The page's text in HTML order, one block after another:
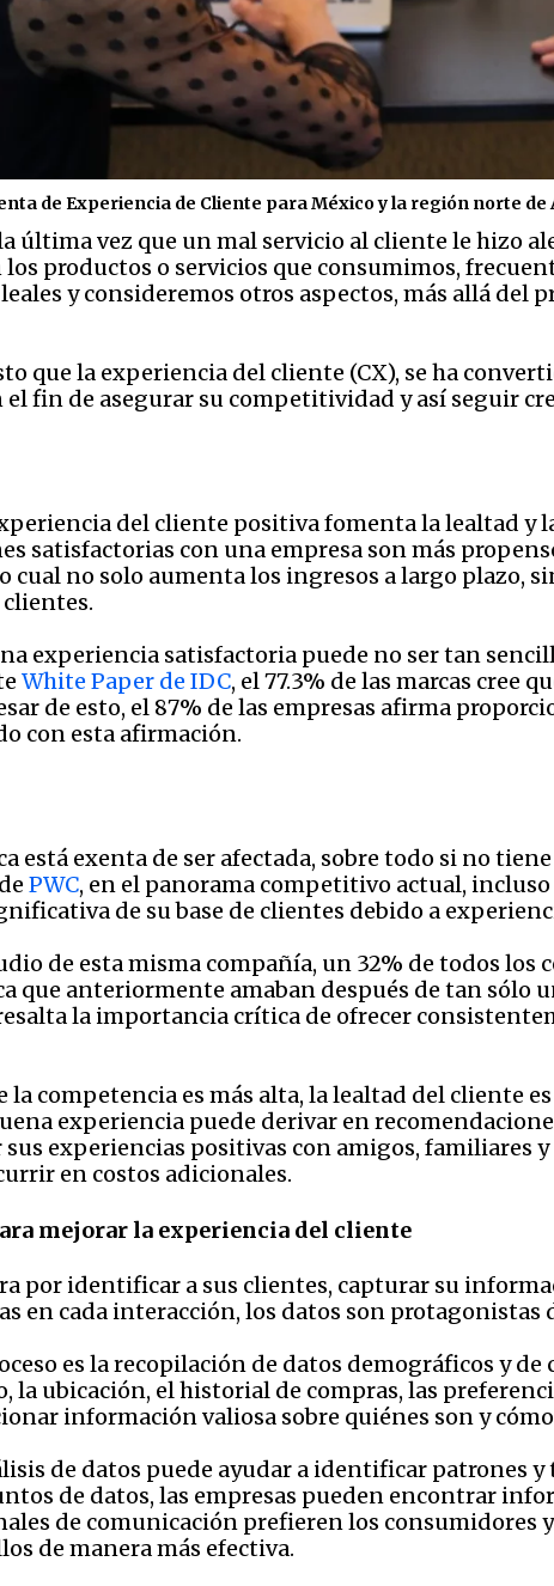
de Experiencia de Cliente para México y la región norte de
última vez que un mal servicio al cliente le hizo
productos o servicios que consumimos,
y consideremos otros aspectos, más allá del
que la experiencia del cliente (CX), se ha
fin de asegurar su competitividad y así seguir
del cliente positiva fomenta la lealtad y
satisfactorias con una empresa son más
cual no solo aumenta los ingresos a largo plazo,
experiencia satisfactoria puede no ser tan
White Paper de IDC, el 77.3% de las marcas cree
de esto, el 87% de las empresas afirma
con esta afirmación.
está exenta de ser afectada, sobre todo si no
PWC, en el panorama competitivo actual,
de su base de clientes debido a
de esta misma compañía, un 32% de todos
que anteriormente amaban después de tan sólo
la importancia crítica de ofrecer
la competencia es más alta, la lealtad del cliente
experiencia puede derivar en
experiencias positivas con amigos, familiares
en costos adicionales.
mejorar la experiencia del cliente
por identificar a sus clientes, capturar su
en cada interacción, los datos son protagonistas
es la recopilación de datos demográficos y
la ubicación, el historial de compras, las
información valiosa sobre quiénes son y
de datos puede ayudar a identificar patrones
de datos, las empresas pueden encontrar
de comunicación prefieren los consumidores
de manera más efectiva.